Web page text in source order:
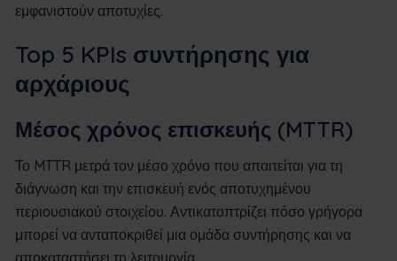
εμφανιστούν αποτυχίες.
Top 5 KPIs συντήρησης για
αρχάριους
Μέσος χρόνος επισκευής (MTTR)
Το MTTR μετρά τον μέσο χρόνο που απαιτείται για τη
διάγνωση και την επισκευή ενός αποτυχημένου
περιουσιακού στοιχείου. Αντικατοπτρίζει πόσο γρήγορα
μπορεί να ανταποκριθεί μια ομάδα συντήρησης και να
αποκαταστήσει τη λειτουργία.